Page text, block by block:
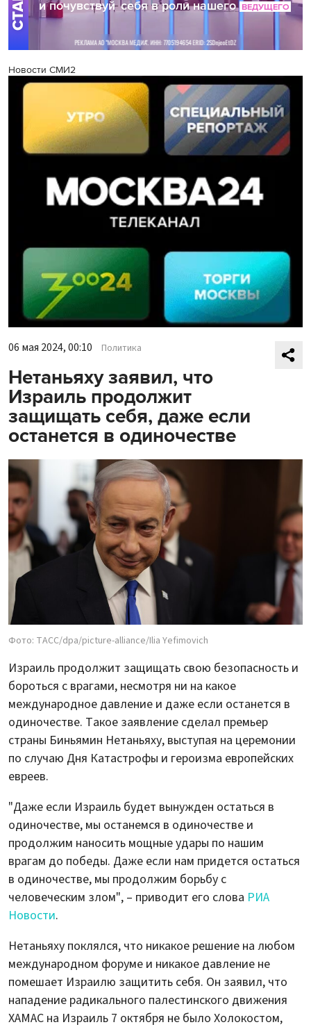
Новости СМИ2
06 мая 2024, 00:10 Политика
Нетаньяху заявил, что
Израиль продолжит
защищать себя, даже если
останется в одиночестве
Фото: ТАСС/dpa/picture-alliance/Ilia Yefimovich
Израиль продолжит защищать свою безопасность и
бороться с врагами, несмотря ни на какое
международное давление и даже если останется в
одиночестве. Такое заявление сделал премьер
страны Биньямин Нетаньяху, выступая на церемонии
по случаю Дня Катастрофы и героизма европейских
евреев.
"Даже если Израиль будет вынужден остаться в
одиночестве, мы останемся в одиночестве и
продолжим наносить мощные удары по нашим
врагам до победы. Даже если нам придется остаться
в одиночестве, мы продолжим борьбу с
человеческим злом", – приводит его слова РИА
Новости.
Нетаньяху поклялся, что никакое решение на любом
международном форуме и никакое давление не
помешает Израилю защитить себя. Он заявил, что
нападение радикального палестинского движения
ХАМАС на Израиль 7 октября не было Холокостом,